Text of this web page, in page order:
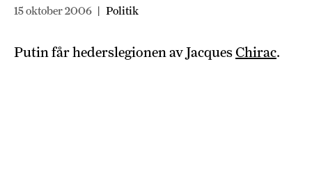
15 oktober 2006 | Politik
Putin får hederslegionen av JacquesChirac.